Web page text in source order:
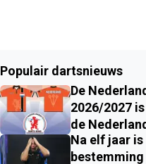
Populair dartsnieuws
De
2026/2027
de
Na elf jaar